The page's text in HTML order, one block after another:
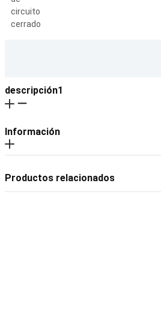
descripción1
Información
Productos relacionados